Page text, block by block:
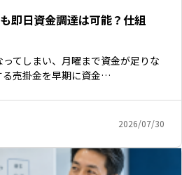
即日資金調達は可能？仕組
ってしまい、月曜まで資金が足りな
る売掛金を早期に資金…
2026/07/30